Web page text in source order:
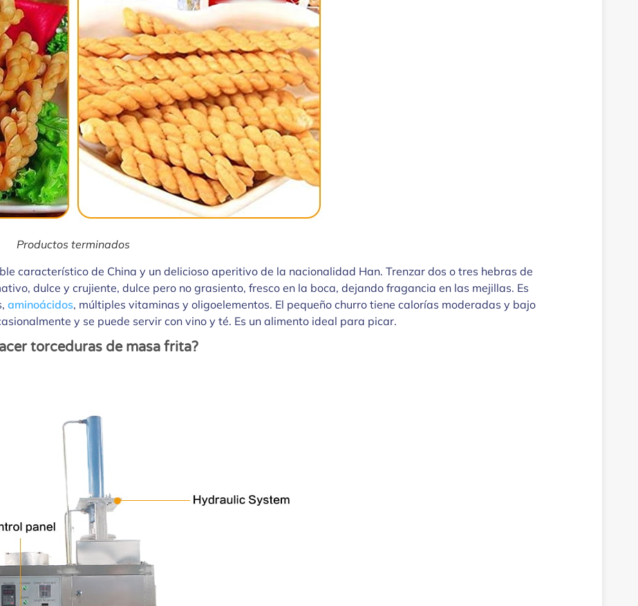
Productos terminados
característico de China y un delicioso aperitivo de la nacionalidad Han. Trenzar dos o tres hebras de
dulce y crujiente, dulce pero no grasiento, fresco en la boca, dejando fragancia en las mejillas. Es
aminoácidos, múltiples vitaminas y oligoelementos. El pequeño churro tiene calorías moderadas y bajo
y se puede servir con vino y té. Es un alimento ideal para picar.
torceduras de masa frita?